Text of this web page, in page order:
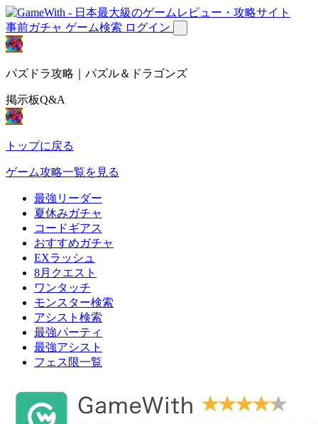
事前ガチャ ゲーム検索 ログイン
パズドラ攻略｜パズル＆ドラゴンズ
掲示板Q&A
トップに戻る
ゲーム攻略一覧を見る
最強リーダー
夏休みガチャ
コードギアス
おすすめガチャ
EXラッシュ
8月クエスト
ワンタッチ
モンスター検索
アシスト検索
最強パーティ
最強アシスト
フェス限一覧